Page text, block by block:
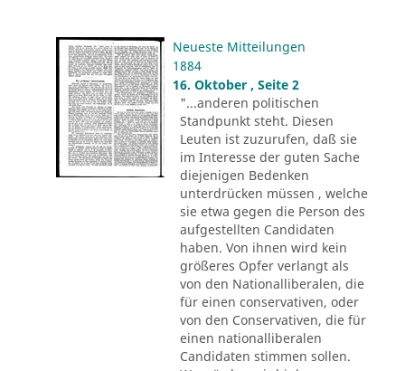
Neueste Mitteilungen
1884
16. Oktober , Seite 2
"...anderen politischen
Standpunkt steht. Diesen
Leuten ist zuzurufen, daß sie
im Interesse der guten Sache
diejenigen Bedenken
unterdrücken müssen , welche
sie etwa gegen die Person des
aufgestellten Candidaten
haben. Von ihnen wird kein
größeres Opfer verlangt als
von den Nationalliberalen, die
für einen conservativen, oder
von den Conservativen, die für
einen nationalliberalen
Candidaten stimmen sollen.